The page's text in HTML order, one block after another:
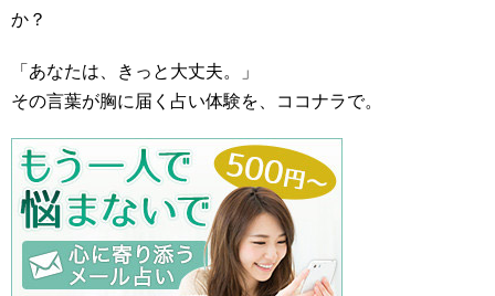
か？
「あなたは、きっと大丈夫。」
その言葉が胸に届く占い体験を、ココナラで。